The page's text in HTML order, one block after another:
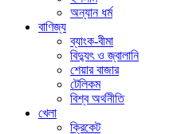
অন্যান ধর্ম
বাণিজ্য
ব্যাংক-বীমা
বিদ্যুৎ ও জ্বালানি
শেয়ার বাজার
টেলিকম
বিশ্ব অর্থনীতি
খেলা
ক্রিকেট